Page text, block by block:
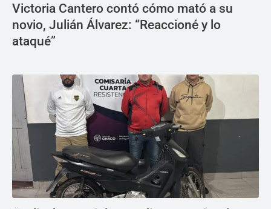
Victoria Cantero contó cómo mató a su
novio, Julián Álvarez: “Reaccioné y lo
ataqué”